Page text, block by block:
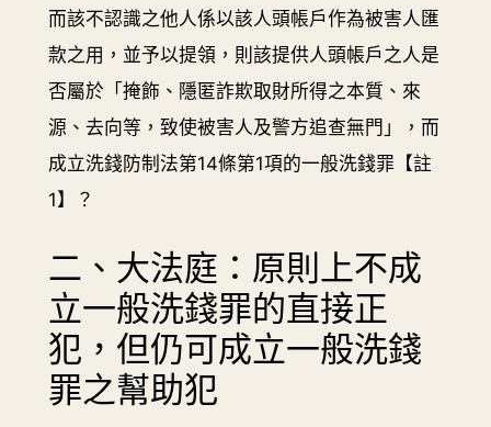
而該不認識之他人係以該人頭帳戶作為被害人匯
款之用，並予以提領，則該提供人頭帳戶之人是
否屬於「掩飾、隱匿詐欺取財所得之本質、來
源、去向等，致使被害人及警方追查無門」，而
成立洗錢防制法第14條第1項的一般洗錢罪【註
1】？
二、大法庭：原則上不成
立一般洗錢罪的直接正
犯，但仍可成立一般洗錢
罪之幫助犯